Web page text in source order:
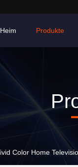
Heim Produkte
Color Home